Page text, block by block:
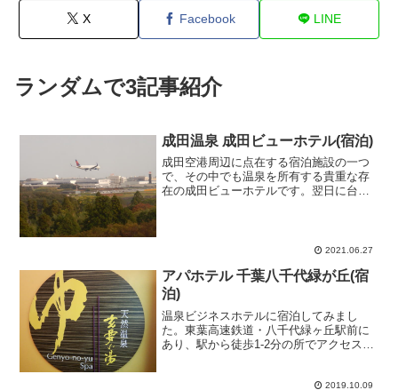
X Facebook LINE
ランダムで3記事紹介
成田温泉 成田ビューホテル(宿泊)
成田空港周辺に点在する宿泊施設の一つ
で、その中でも温泉を所有する貴重な存
在の成田ビューホテルです。翌日に台北
2021.06.27
アパホテル 千葉八千代緑が丘(宿
泊)
温泉ビジネスホテルに宿泊してみまし
た。東葉高速鉄道・八千代緑ヶ丘駅前に
あり、駅から徒歩1-2分の所でアクセスも
場は2Fにあります。利用するにはルーム
2019.10.09